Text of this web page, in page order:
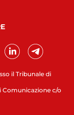
il Tribunale di
Comunicazione c/o